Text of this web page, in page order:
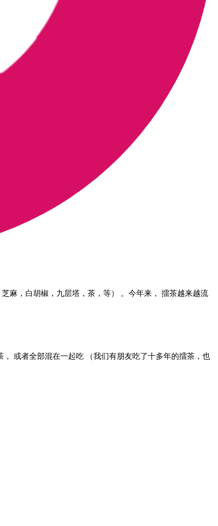
麻，白胡椒，九层塔，茶，等） 。今年来， 擂茶越来越流
或者全部混在一起吃 （我们有朋友吃了十多年的擂茶，也